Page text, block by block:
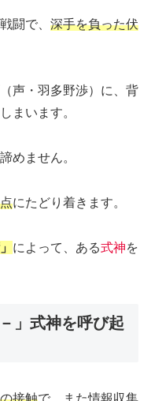
闘で、 深手を負った伏
声・羽多野渉）に、背
まいます。
めません。
にたどり着きます。
によって、ある式神を
」式神を呼び起
接触で、また情報収集